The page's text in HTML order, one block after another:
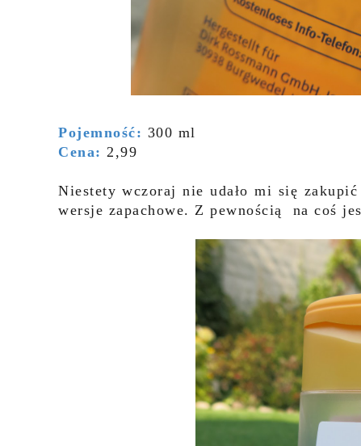
Pojemność: 300 ml
Cena: 2,99
Niestety wczoraj nie udało mi się
wersje zapachowe. Z pewnością na coś